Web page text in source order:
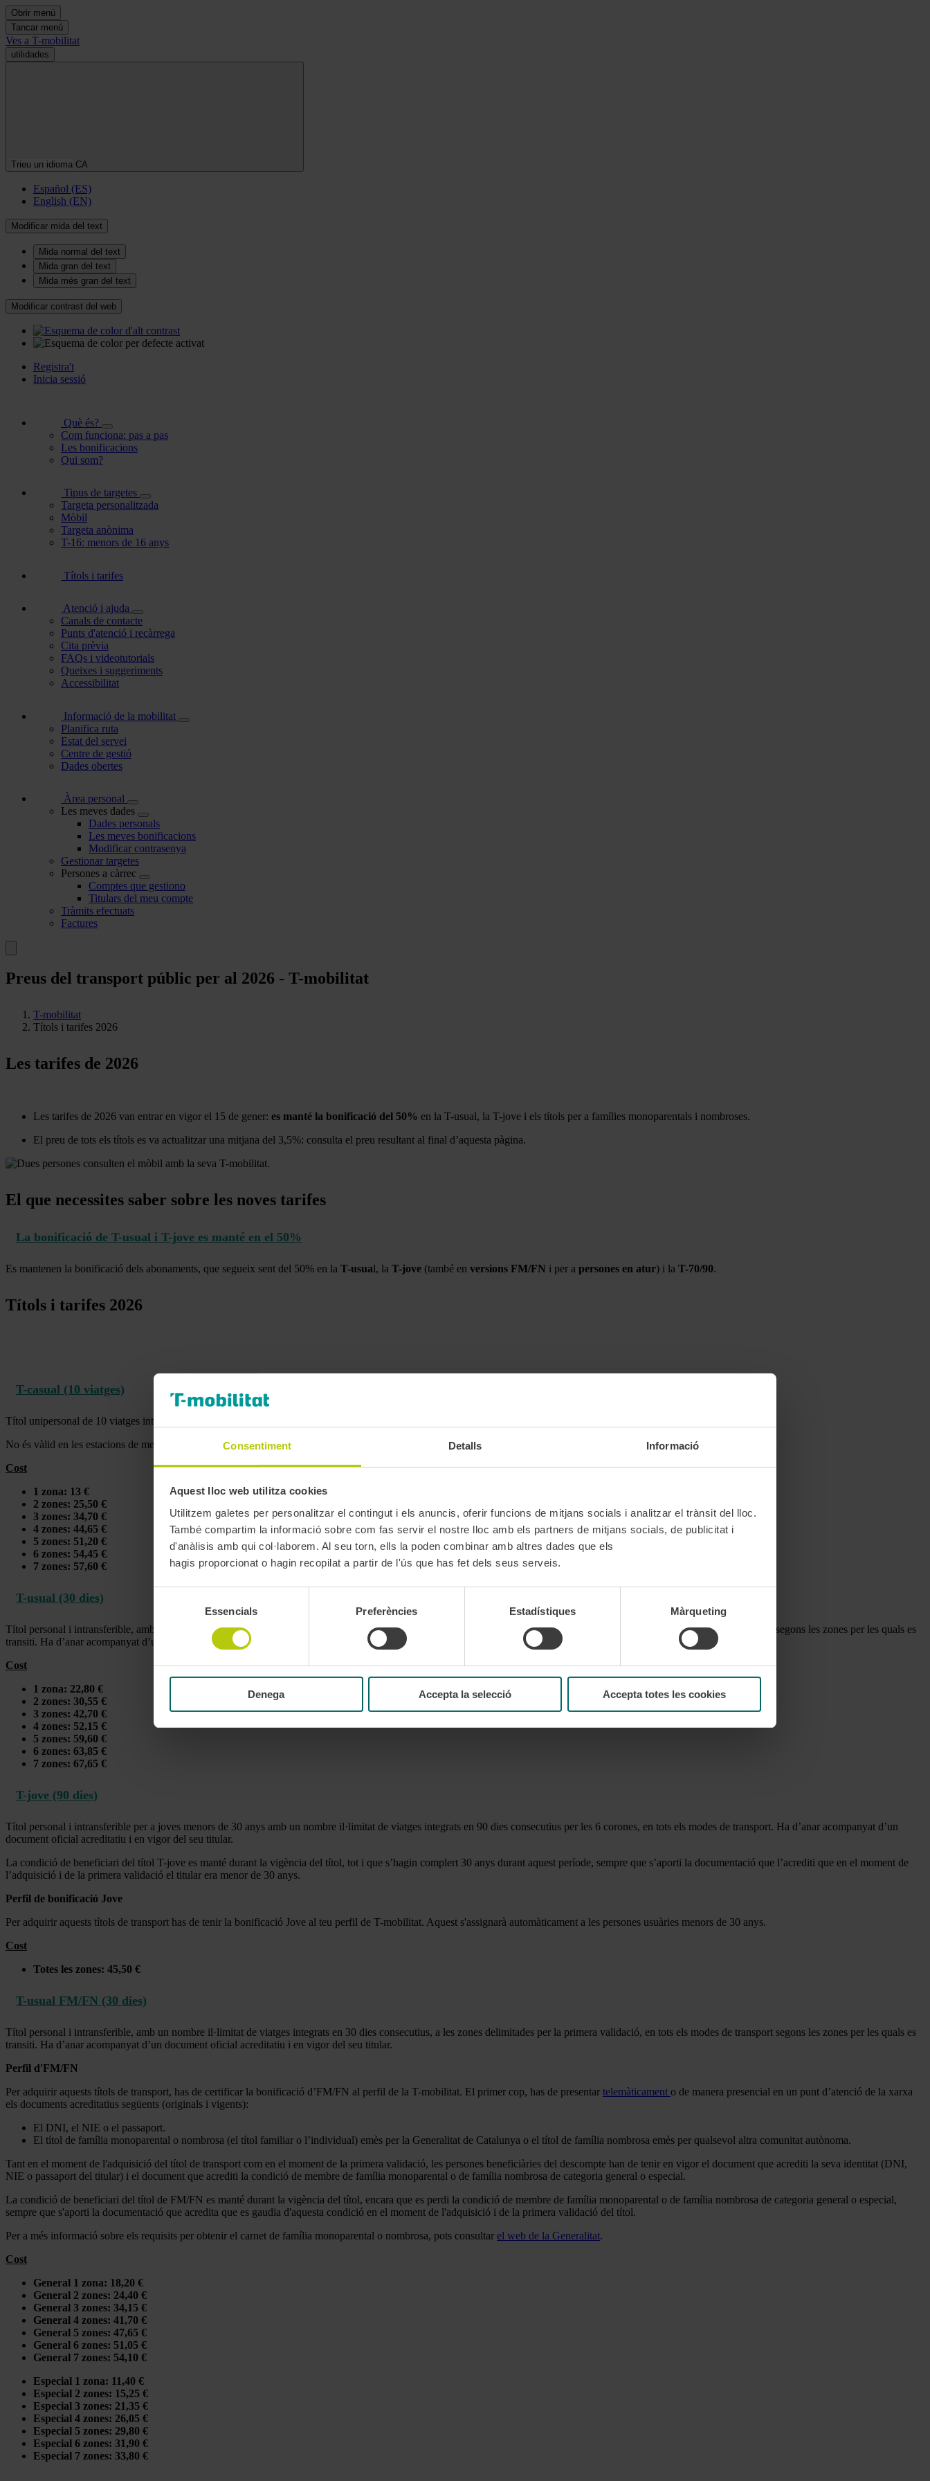
Consentiment Detalls Informació
Aquest lloc web utilitza cookies
Utilitzem galetes per personalitzar el contingut i els anuncis, oferir funcions de mitjans socials i analitzar el trànsit del lloc.
També compartim la informació sobre com fas servir el nostre lloc amb els partners de mitjans socials, de publicitat i
d'anàlisis amb qui col·laborem. Al seu torn, ells la poden combinar amb altres dades que els
hagis proporcionat o hagin recopilat a partir de l'ús que has fet dels seus serveis.
consentiment
Essencials Preferències Estadístiques Màrqueting
Denega Accepta la selecció Accepta totes les cookies
Obrir menú
Tancar menú
Ves a T-mobilitat
utilidades
Trieu un idioma CA
Español (ES)
English (EN)
Modificar mida del text
Mida normal del text
Mida gran del text
Mida més gran del text
Modificar contrast del web
Registra't
Inicia sessió
Què és?
Com funciona: pas a pas
Les bonificacions
Qui som?
Tipus de targetes
Targeta personalitzada
Mòbil
Targeta anònima
T-16: menors de 16 anys
Títols i tarifes
Atenció i ajuda
Canals de contacte
Punts d'atenció i recàrrega
Cita prèvia
FAQs i videotutorials
Queixes i suggeriments
Accessibilitat
Informació de la mobilitat
Planifica ruta
Estat del servei
Centre de gestió
Dades obertes
Àrea personal
Les meves dades
Dades personals
Les meves bonificacions
Modificar contrasenya
Gestionar targetes
Persones a càrrec
Comptes que gestiono
Titulars del meu compte
Tràmits efectuats
Factures
Preus del transport públic per al 2026 - T-mobilitat
T-mobilitat
Títols i tarifes 2026
Les tarifes de 2026
Les tarifes de 2026 van entrar en vigor el 15 de gener: es manté la bonificació del 50% en la T-usual, la T-jove i els títols per a famílies monoparentals i nombroses.
El preu de tots els títols es va actualitzar una mitjana del 3,5%: consulta el preu resultant al final d’aquesta pàgina.
El que necessites saber sobre les noves tarifes
La bonificació de T-usual i T-jove es manté en el 50%
Es mantenen la bonificació dels abonaments, que segueix sent del 50% en la T-usual, la T-jove (també en versions FM/FN i per a persones en atur) i la T-70/90.
Títols i tarifes 2026
T-casual (10 viatges)
Títol unipersonal de 10 viatges integrats en tots els modes de transport. Aquest títol et permet fer fins a tres transbordaments durant 1 h i 15 min després de la primera validació.
No és vàlid en les estacions de metro Aeroport T1 i Aeroport T2 de la línia L9 Sud.
Cost
1 zona: 13 €
2 zones: 25,50 €
3 zones: 34,70 €
4 zones: 44,65 €
5 zones: 51,20 €
6 zones: 54,45 €
7 zones: 57,60 €
T-usual (30 dies)
Títol personal i intransferible, amb un nombre il·limitat de viatges integrats en 30 dies consecutius, a les zones delimitades per la primera validació, en tots els modes de transport segons les zones per les quals es
transiti. Ha d’anar acompanyat d’un document oficial acreditatiu i en vigor del seu titular.
Cost
1 zona: 22,80 €
2 zones: 30,55 €
3 zones: 42,70 €
4 zones: 52,15 €
5 zones: 59,60 €
6 zones: 63,85 €
7 zones: 67,65 €
T-jove (90 dies)
Títol personal i intransferible per a joves menors de 30 anys amb un nombre il·limitat de viatges integrats en 90 dies consecutius per les 6 corones, en tots els modes de transport. Ha d’anar acompanyat d’un
document oficial acreditatiu i en vigor del seu titular.
La condició de beneficiari del títol T-jove es manté durant la vigència del títol, tot i que s’hagin complert 30 anys durant aquest període, sempre que s’aporti la documentació que l’acrediti que en el moment de
l’adquisició i de la primera validació el titular era menor de 30 anys.
Perfil de bonificació Jove
Per adquirir aquests títols de transport has de tenir la bonificació Jove al teu perfil de T-mobilitat. Aquest s'assignarà automàticament a les persones usuàries menors de 30 anys.
Cost
Totes les zones: 45,50 €
T-usual FM/FN (30 dies)
Títol personal i intransferible, amb un nombre il·limitat de viatges integrats en 30 dies consecutius, a les zones delimitades per la primera validació, en tots els modes de transport segons les zones per les quals es
transiti. Ha d’anar acompanyat d’un document oficial acreditatiu i en vigor del seu titular.
Perfil d'FM/FN
Per adquirir aquests títols de transport, has de certificar la bonificació d’FM/FN al perfil de la T-mobilitat. El primer cop, has de presentar telemàticament o de manera presencial en un punt d’atenció de la xarxa
els documents acreditatius següents (originals i vigents):
El DNI, el NIE o el passaport.
El títol de família monoparental o nombrosa (el títol familiar o l’individual) emès per la Generalitat de Catalunya o el títol de família nombrosa emès per qualsevol altra comunitat autònoma.
Tant en el moment de l'adquisició del títol de transport com en el moment de la primera validació, les persones beneficiàries del descompte han de tenir en vigor el document que acrediti la seva identitat (DNI,
NIE o passaport del titular) i el document que acrediti la condició de membre de família monoparental o de família nombrosa de categoria general o especial.
La condició de beneficiari del títol de FM/FN es manté durant la vigència del títol, encara que es perdi la condició de membre de família monoparental o de família nombrosa de categoria general o especial,
sempre que s'aporti la documentació que acredita que es gaudia d'aquesta condició en el moment de l'adquisició i de la primera validació del títol.
Per a més informació sobre els requisits per obtenir el carnet de família monoparental o nombrosa, pots consultar el web de la Generalitat.
Cost
General 1 zona: 18,20 €
General 2 zones: 24,40 €
General 3 zones: 34,15 €
General 4 zones: 41,70 €
General 5 zones: 47,65 €
General 6 zones: 51,05 €
General 7 zones: 54,10 €
Especial 1 zona: 11,40 €
Especial 2 zones: 15,25 €
Especial 3 zones: 21,35 €
Especial 4 zones: 26,05 €
Especial 5 zones: 29,80 €
Especial 6 zones: 31,90 €
Especial 7 zones: 33,80 €